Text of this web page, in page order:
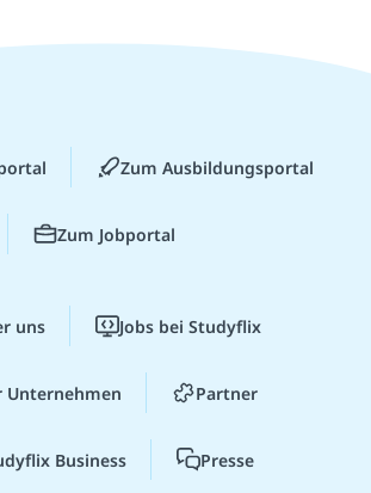
Zum Ausbildungsportal
Zum Jobportal
uns Jobs bei Studyflix
Unternehmen Partner
Business Presse